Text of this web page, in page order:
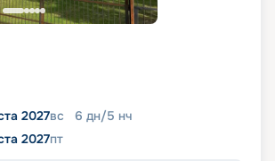
2027вс 6 дн/5 нч
2027пт